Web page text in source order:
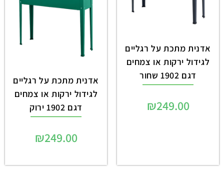
אדנית מתכת על רגליים
לגידול ירקות או צמחים
דגם 1902 שחור
₪249.00
אדנית מתכת על רגליים
לגידול ירקות או צמחים
דגם 1902 ירוק
₪249.00